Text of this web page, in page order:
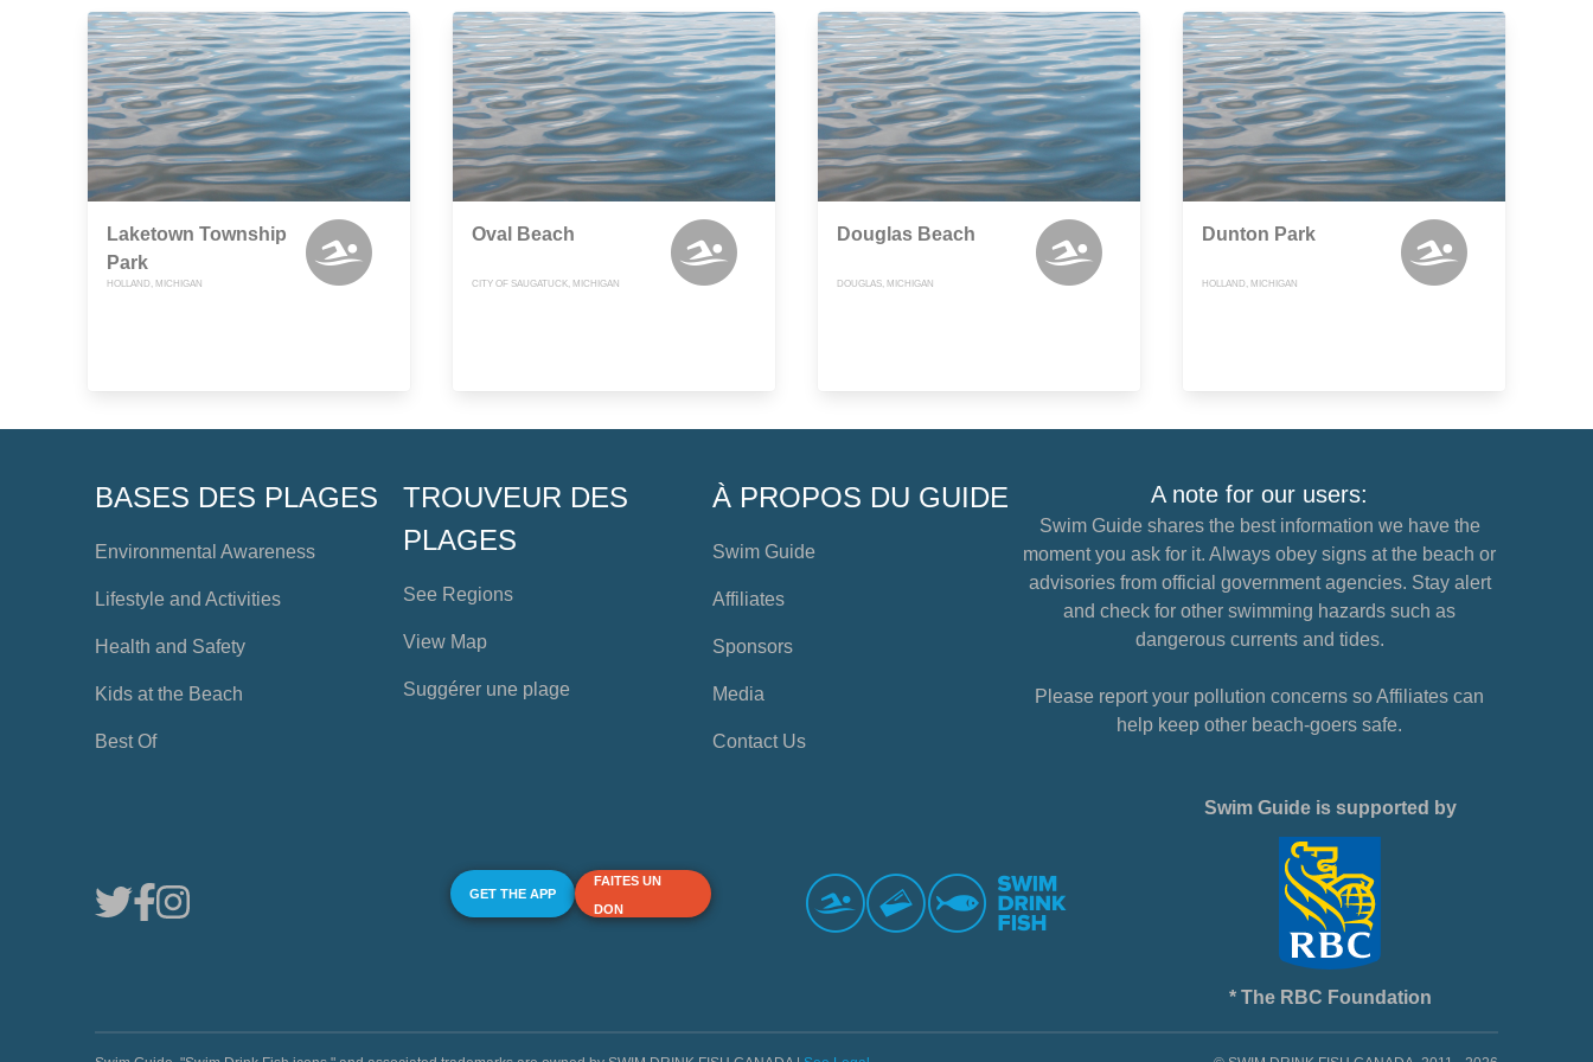
Laketown Township
Park
HOLLAND, MICHIGAN
Oval Beach
CITY OF SAUGATUCK, MICHIGAN
Douglas Beach
DOUGLAS, MICHIGAN
Dunton Park
HOLLAND, MICHIGAN
BASES DES PLAGES
Environmental Awareness
Lifestyle and Activities
Health and Safety
Kids at the Beach
Best Of
TROUVEUR DES
PLAGES
See Regions
View Map
Suggérer une plage
À PROPOS DU GUIDE
Swim Guide
Affiliates
Sponsors
Media
Contact Us
A note for our users:
Swim Guide shares the best information we have the
moment you ask for it. Always obey signs at the beach or
advisories from official government agencies. Stay alert
and check for other swimming hazards such as
dangerous currents and tides.
Please report your pollution concerns so Affiliates can
help keep other beach-goers safe.
GET THE APP
FAITES UN
DON
Swim Guide is supported by
* The RBC Foundation